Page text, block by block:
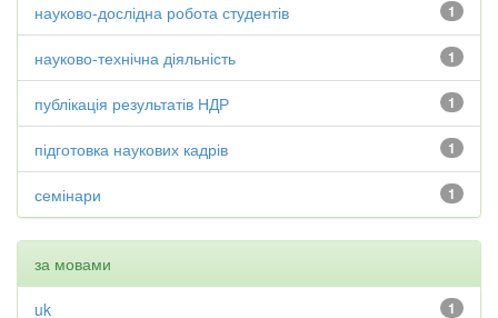
1
науково-дослідна робота студентів
1
науково-технічна діяльність
1
публікація результатів НДР
1
підготовка наукових кадрів
1
семінари
за мовами
1
uk